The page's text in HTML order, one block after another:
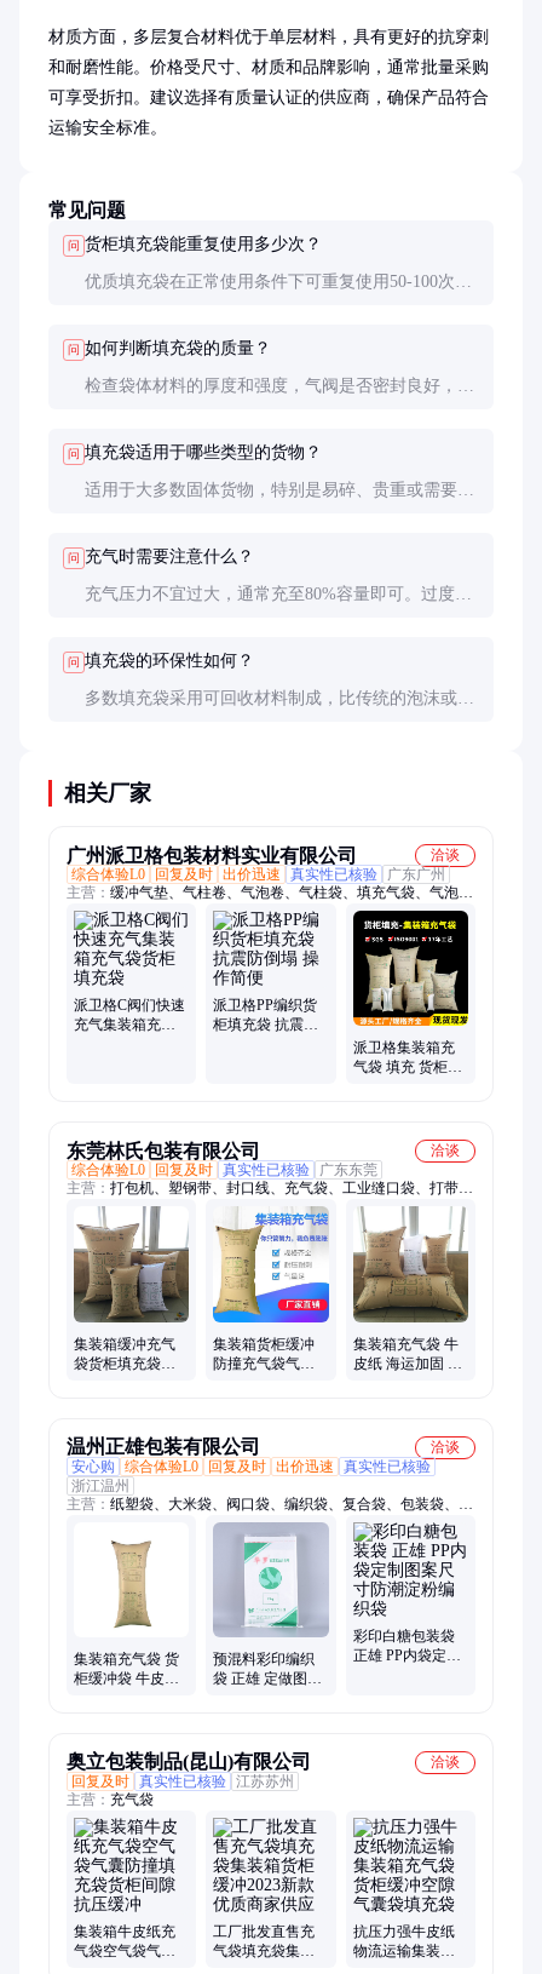
材质方面，多层复合材料优于单层材料，具有更好的抗穿刺
和耐磨性能。价格受尺寸、材质和品牌影响，通常批量采购
可享受折扣。建议选择有质量认证的供应商，确保产品符合
运输安全标准。
常见问题
问 货柜填充袋能重复使用多少次？
优质填充袋在正常使用条件下可重复使用50-100次。
问 如何判断填充袋的质量？
检查袋体材料的厚度和强度，气阀是否密封良好，充
问 填充袋适用于哪些类型的货物？
适用于大多数固体货物，特别是易碎、贵重或需要精
问 充气时需要注意什么？
充气压力不宜过大，通常充至80%容量即可。过度充
问 填充袋的环保性如何？
多数填充袋采用可回收材料制成，比传统的泡沫或木
相关厂家
广州派卫格包装材料实业有限公司
洽谈
综合体验L0
回复及时 出价迅速 真实性已核验
广东广州
主营： 缓冲气垫、气柱卷、气泡卷、气柱袋、填充气袋、气泡
袋、集装箱充气袋、货柜填充袋、气柱袋充气机、缓冲包装、充
气包装、包装材料、气泡膜、气垫膜、气柱机、防震包装
派卫格C阀们快速
充气集装箱充气
派卫格PP编织货
柜填充袋 抗震防
派卫格集装箱充
气袋 填充 货柜缓
东莞林氏包装有限公司
洽谈
综合体验L0
回复及时 真实性已核验
广东东莞
主营： 打包机、塑钢带、封口线、充气袋、工业缝口袋、打带
机、pet打包带、手提电动、防爆手提、湿水纸机、高速自动、半
自动湿水、褶皱包边纸、包边缝包机、电动水纸机、移动地毯
接、绝缘皱纹纸、手提缝包机、湿水牛皮纸、水牛皮纸机、塑料
打包扣、便携式手提、牛皮纸封口条、牛皮纸湿水机、移动式地
毯接
集装箱缓冲充气
袋货柜填充袋林
集装箱货柜缓冲
防撞充气袋气囊
集装箱充气袋 牛
皮纸 海运加固 货
温州正雄包装有限公司
洽谈
安心购
综合体验L0 回复及时 出价迅速
真实性已核验
浙江温州
主营： 纸塑袋、大米袋、阀口袋、编织袋、复合袋、包装袋、化
肥袋、饲料袋、牛皮纸袋、三复合纸袋、化肥塑编袋、大米手提
袋、复合肥料袋、化肥包装袋、饲料包装袋、彩印编织袋、化工
包装袋、化工编织袋、宠物饲料、纸塑包装、瓷砖填缝剂
集装箱充气袋 货
柜缓冲袋 牛皮纸
预混料彩印编织
袋 正雄 定做图案
彩印白糖包装袋
正雄 PP内袋定制
奥立包装制品(昆山)有限公司
洽谈
回复及时 真实性已核验 江苏苏州
主营： 充气袋
集装箱牛皮纸充
气袋空气袋气囊
工厂批发直售充
气袋填充袋集装
抗压力强牛皮纸
物流运输集装箱